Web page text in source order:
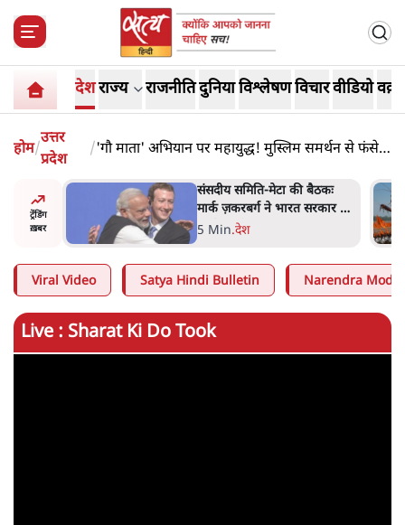
देशराज्य राजनीतिदुनियाविश्लेषणविचारवीडियो
होम/
उत्तर
प्रदेश
/'गौ माता' अभियान पर महायुद्ध! मुस्लिम समर्थन से फंसे
ट्रेंडिंग
ख़बर
एनसीपी
इंदिरा
हैं?
संसदीय समिति-मेटा की बैठकः
मार्क ज़करबर्ग ने भारत सरकार से
माफी मांगी
5 Min.देश
Viral Video Satya Hindi Bulletin Narendra Modi
Live : Sharat Ki Do Took